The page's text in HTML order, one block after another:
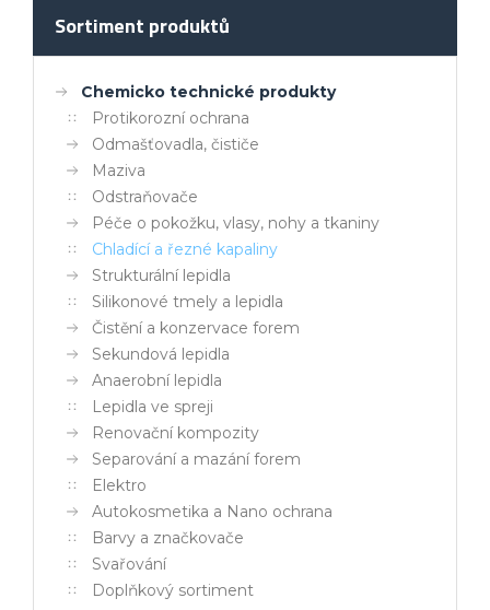
Sortiment produktů
Chemicko technické produkty
Protikorozní ochrana
Odmašťovadla, čističe
Maziva
Odstraňovače
Péče o pokožku, vlasy, nohy a tkaniny
Chladící a řezné kapaliny
Strukturální lepidla
Silikonové tmely a lepidla
Čistění a konzervace forem
Sekundová lepidla
Anaerobní lepidla
Lepidla ve spreji
Renovační kompozity
Separování a mazání forem
Elektro
Autokosmetika a Nano ochrana
Barvy a značkovače
Svařování
Doplňkový sortiment